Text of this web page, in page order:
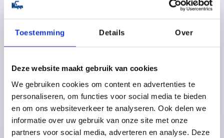
Toestemming Details Over
Deze website maakt gebruik van cookies
We gebruiken cookies om content en advertenties te
personaliseren, om functies voor social media te bieden
en om ons websiteverkeer te analyseren. Ook delen we
informatie over uw gebruik van onze site met onze
partners voor social media, adverteren en analyse. Deze
SCHROEFDRAAD=M5
KLEUR BASISLICHAAM=ANTRACIETGRIJS RAL 9011
3,12 €
excl. BTW
plus verzendkosten
DETAILS
PRODUCTGEGEVENS